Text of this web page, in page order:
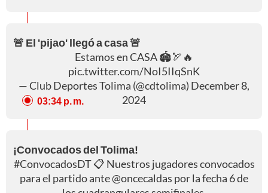
🚨 El 'pijao' llegó a casa 🚨
Estamos en CASA 🏟️🏹🔥
pic.twitter.com/NoI5IIqSnK
— Club Deportes Tolima (@cdtolima) December 8,
2024
03:34 p. m.
¡Convocados del Tolima!
#ConvocadosDT📋 Nuestros jugadores convocados
para el partido ante@oncecaldas por la fecha 6 de